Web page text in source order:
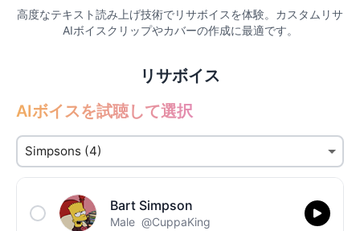
高度なテキスト読み上げ技術でリサボイスを体験。カスタムリサ
AIボイスクリップやカバーの作成に最適です。
リサボイス
AIボイスを試聴して選択
Bart Simpson
Male @CuppaKing